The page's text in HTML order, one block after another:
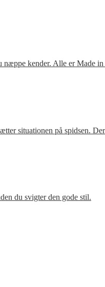
næppe kender. Alle er Made
situationen på spidsen.
du svigter den gode stil.